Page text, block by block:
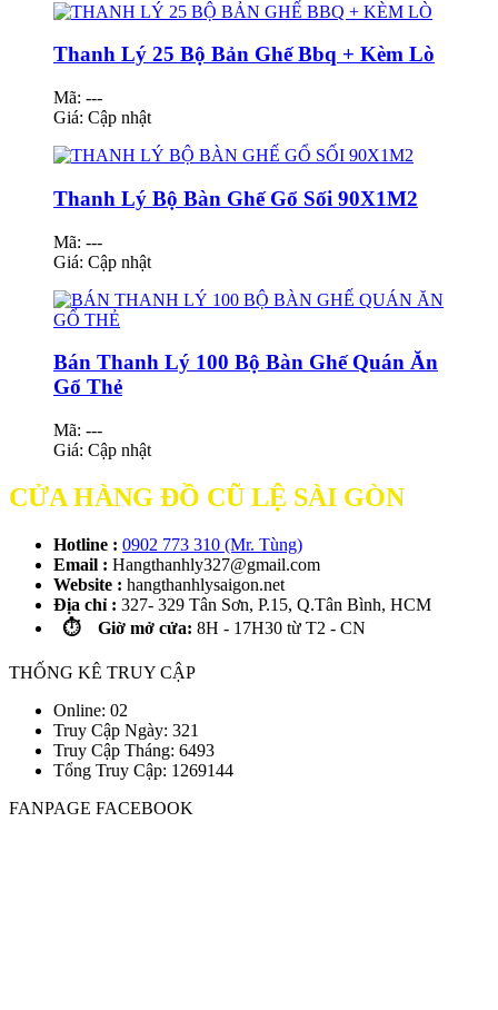
Thanh Lý 25 Bộ Bản Ghế Bbq + Kèm Lò
Mã: ---
Giá: Cập nhật
Thanh Lý Bộ Bàn Ghế Gổ Sối 90X1M2
Mã: ---
Giá: Cập nhật
Bán Thanh Lý 100 Bộ Bàn Ghế Quán Ăn
Gổ Thẻ
Mã: ---
Giá: Cập nhật
CỬA HÀNG ĐỒ CŨ LỆ SÀI GÒN
Hotline : 0902 773 310 (Mr. Tùng)
Email : Hangthanhly327@gmail.com
Website : hangthanhlysaigon.net
Địa chỉ : 327- 329 Tân Sơn, P.15, Q.Tân Bình, HCM
⏱️ Giờ mở cửa: 8H - 17H30 từ T2 - CN
THỐNG KÊ TRUY CẬP
Online: 02
Truy Cập Ngày: 321
Truy Cập Tháng: 6493
Tổng Truy Cập: 1 269144
FANPAGE FACEBOOK